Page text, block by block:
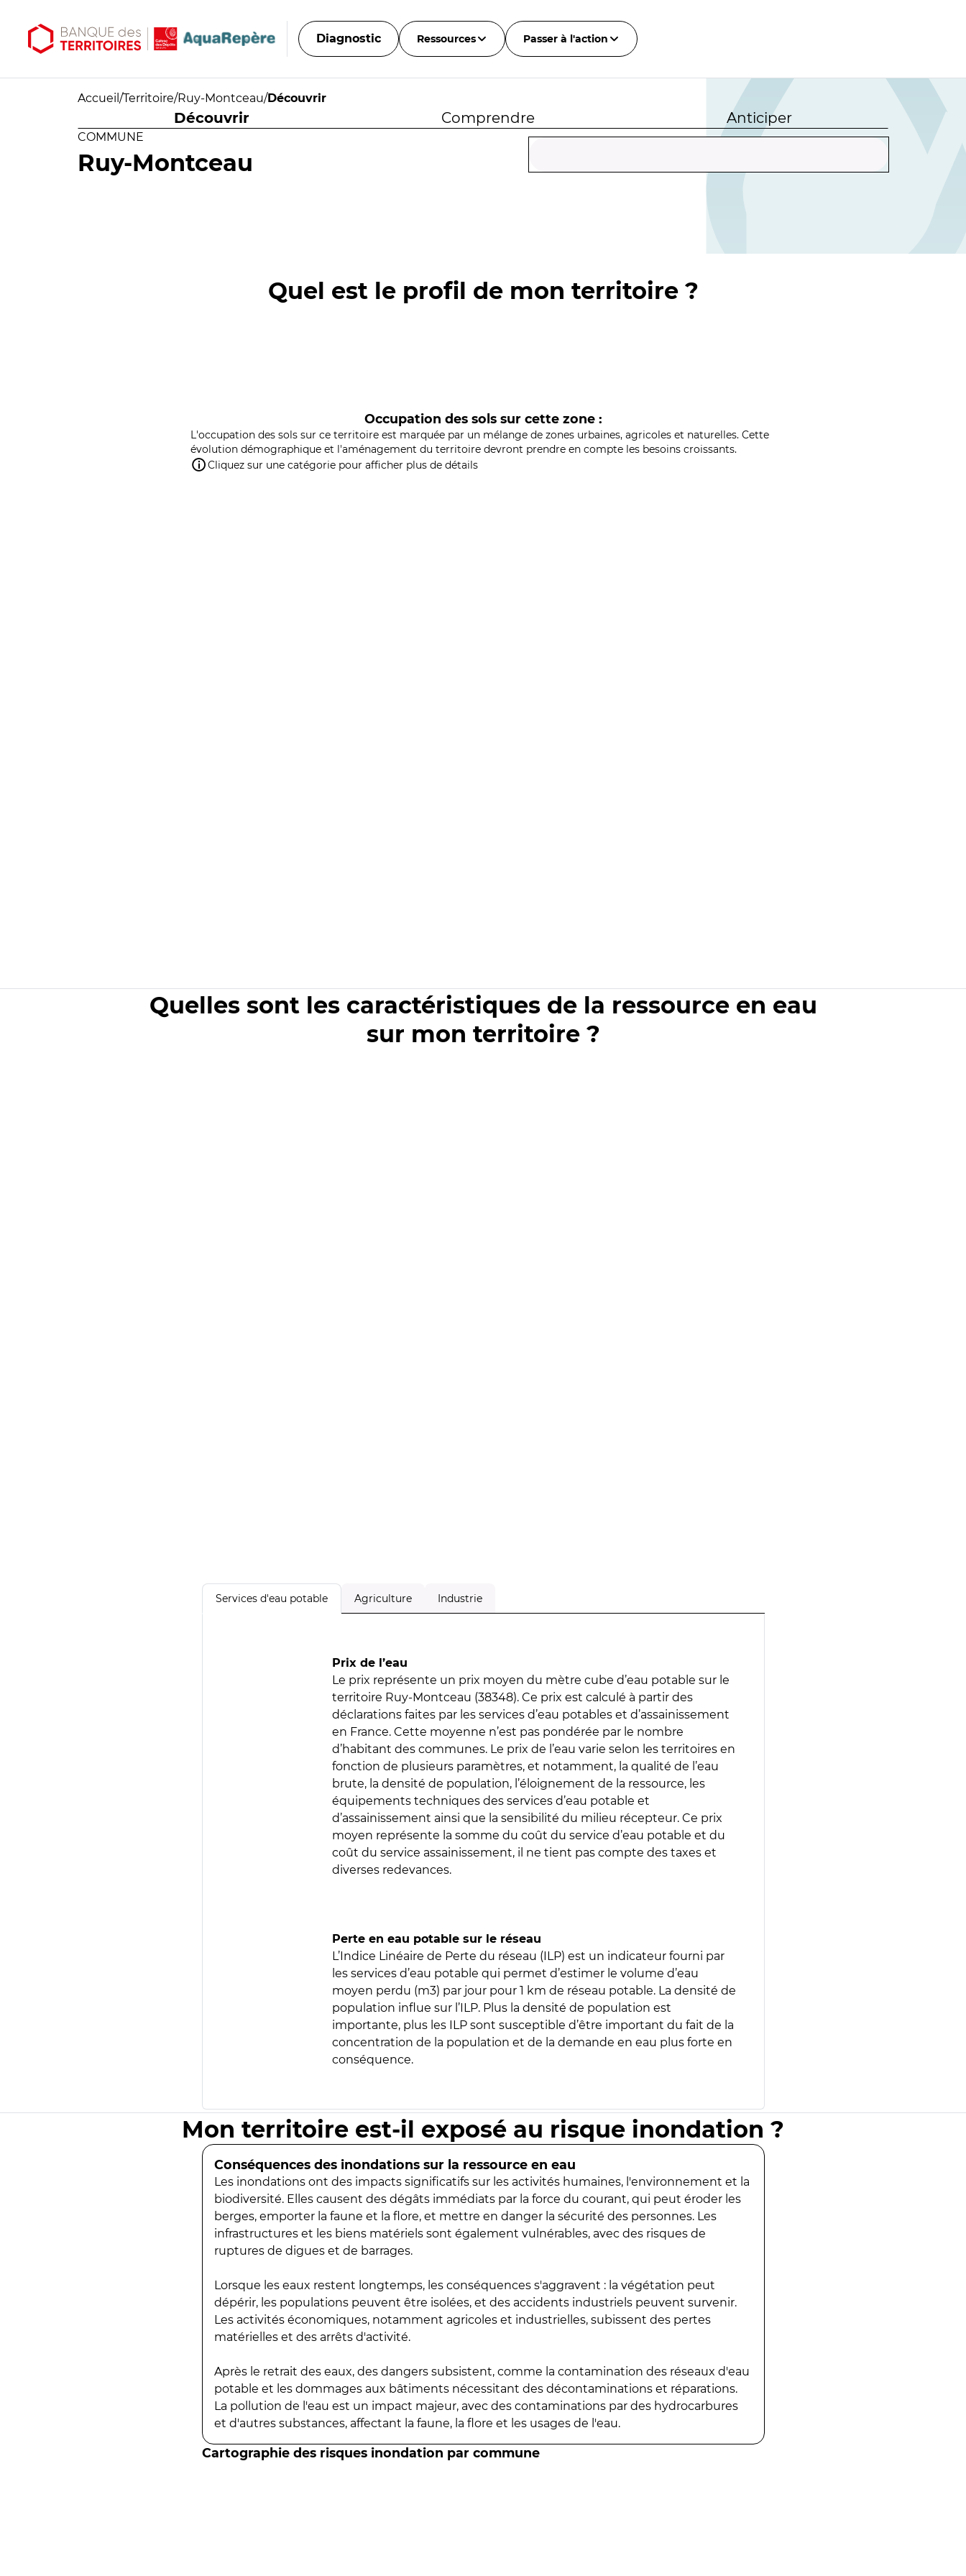
Diagnostic Ressources Passer à l'action
Accueil /Territoire/Ruy-Montceau/Découvrir
Découvrir Comprendre Anticiper
COMMUNE
Ruy-Montceau
Quel est le profil de mon territoire ?
Occupation des sols sur cette zone :
L'occupation des sols sur ce territoire est marquée par un mélange de zones urbaines, agricoles et naturelles. Cette
évolution démographique et l'aménagement du territoire devront prendre en compte les besoins croissants.
Cliquez sur une catégorie pour afficher plus de détails
Quelles sont les caractéristiques de la ressource en eau
sur mon territoire ?
Services d'eau potable Agriculture Industrie
Prix de l’eau
Le prix représente un prix moyen du mètre cube d’eau potable sur le
territoire Ruy-Montceau (38348). Ce prix est calculé à partir des
déclarations faites par les services d’eau potables et d’assainissement
en France. Cette moyenne n’est pas pondérée par le nombre
d’habitant des communes. Le prix de l’eau varie selon les territoires en
fonction de plusieurs paramètres, et notamment, la qualité de l’eau
brute, la densité de population, l’éloignement de la ressource, les
équipements techniques des services d’eau potable et
d’assainissement ainsi que la sensibilité du milieu récepteur. Ce prix
moyen représente la somme du coût du service d’eau potable et du
coût du service assainissement, il ne tient pas compte des taxes et
diverses redevances.
Perte en eau potable sur le réseau
L’Indice Linéaire de Perte du réseau (ILP) est un indicateur fourni par
les services d’eau potable qui permet d’estimer le volume d’eau
moyen perdu (m3) par jour pour 1 km de réseau potable. La densité de
population influe sur l’ILP. Plus la densité de population est
importante, plus les ILP sont susceptible d’être important du fait de la
concentration de la population et de la demande en eau plus forte en
conséquence.
Mon territoire est-il exposé au risque inondation ?
Conséquences des inondations sur la ressource en eau
Les inondations ont des impacts significatifs sur les activités humaines, l'environnement et la
biodiversité. Elles causent des dégâts immédiats par la force du courant, qui peut éroder les
berges, emporter la faune et la flore, et mettre en danger la sécurité des personnes. Les
infrastructures et les biens matériels sont également vulnérables, avec des risques de
ruptures de digues et de barrages.
Lorsque les eaux restent longtemps, les conséquences s'aggravent : la végétation peut
dépérir, les populations peuvent être isolées, et des accidents industriels peuvent survenir.
Les activités économiques, notamment agricoles et industrielles, subissent des pertes
matérielles et des arrêts d'activité.
Après le retrait des eaux, des dangers subsistent, comme la contamination des réseaux d'eau
potable et les dommages aux bâtiments nécessitant des décontaminations et réparations.
La pollution de l'eau est un impact majeur, avec des contaminations par des hydrocarbures
et d'autres substances, affectant la faune, la flore et les usages de l'eau.
Cartographie des risques inondation par commune